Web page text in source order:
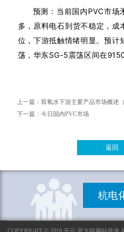
预测：当前国内PVC市场
多，原料电石到货不稳定，成
位，下游抵触情绪明显。预计
荡，华东SG-5震荡区间在
上一篇： 双氧水下游主要产品市场概述（
下一篇： 今日国内PVC市场
返回
杭电